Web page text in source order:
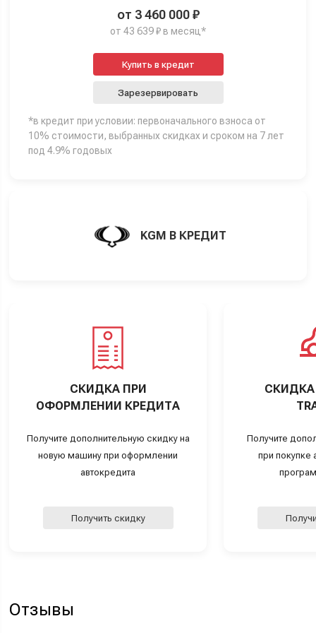
от 3 460 000 ₽
от 43 639 ₽ в месяц*
Купить в кредит
Зарезервировать
*в кредит при условии: первоначального взноса от
10% стоимости, выбранных скидках и сроком на 7 лет
под 4.9% годовых
KGM В КРЕДИТ
СКИДКА ПРИ
ОФОРМЛЕНИИ КРЕДИТА
Получите дополнительную скидку на
новую машину при оформлении
автокредита
Получить скидку
СКИДКА
Получите
при покупке
Отзывы